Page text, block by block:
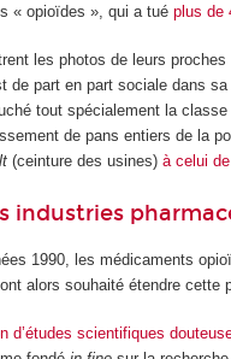
« opioïdes », qui a tuéplus de
les photos de leurs
de part en part sociale dans
tout spécialement la
de pans entiers de la
(ceinture des usines)à celui
industries
1990, les médicaments
alors souhaité étendre cette
d’études scientifiques